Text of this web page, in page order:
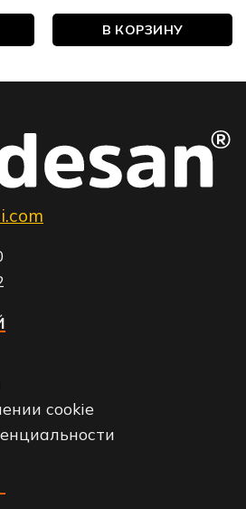
В КОРЗИНУ
cookie